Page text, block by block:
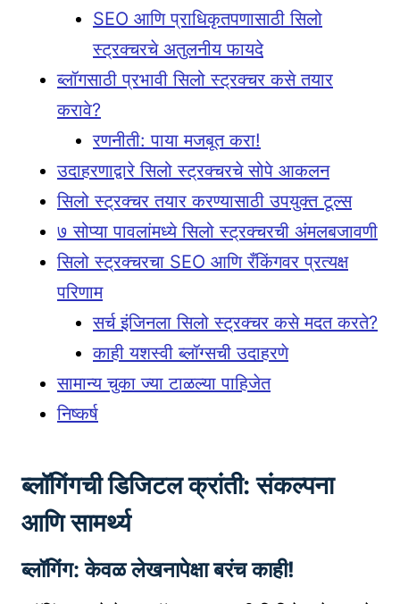
SEO आणि प्राधिकृतपणासाठी सिलो
स्ट्रक्चरचे अतुलनीय फायदे
ब्लॉगसाठी प्रभावी सिलो स्ट्रक्चर कसे तयार
करावे?
रणनीती: पाया मजबूत करा!
उदाहरणाद्वारे सिलो स्ट्रक्चरचे सोपे आकलन
सिलो स्ट्रक्चर तयार करण्यासाठी उपयुक्त टूल्स
७ सोप्या पावलांमध्ये सिलो स्ट्रक्चरची अंमलबजावणी
सिलो स्ट्रक्चरचा SEO आणि रँकिंगवर प्रत्यक्ष
परिणाम
सर्च इंजिनला सिलो स्ट्रक्चर कसे मदत करते?
काही यशस्वी ब्लॉग्सची उदाहरणे
सामान्य चुका ज्या टाळल्या पाहिजेत
निष्कर्ष
ब्लॉगिंगची डिजिटल क्रांती: संकल्पना
आणि सामर्थ्य
ब्लॉगिंग: केवळ लेखनापेक्षा बरंच काही!